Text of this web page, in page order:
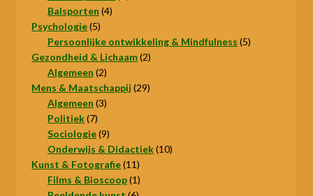
Balsporten 44
Psychologie 55
producten
Persoonlijke ontwikkeling & Mindfulness 55
Gezondheid & Lichaam 22
Algemeen 22
producten
Mens & Maatschappij 2929
Algemeen 33
Politiek 77
producten
Sociologie 99
producten
Onderwijs & Didactiek 1010
Kunst & Fotografie 1111
producten
Films & Bioscoop 11